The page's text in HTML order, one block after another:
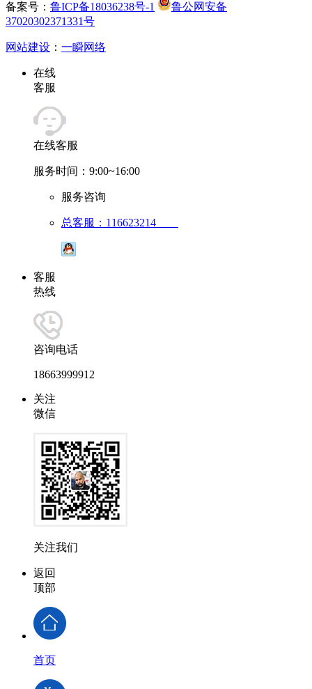
备案号： 鲁ICP备18036238号-1
鲁公网安备
37020302371331号
网站建设 ： 一瞬网络
在线
客服
在线客服
服务时间：9:00~16:00
服务咨询
总客服：116623214
客服
热线
咨询电话
18663999912
关注
微信
关注我们
返回
顶部
首页